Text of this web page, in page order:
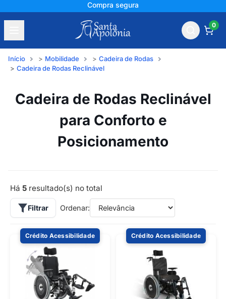
Compra segura
0
Início Mobilidade
Cadeira de Rodas
Cadeira de Rodas Reclinável
Cadeira de Rodas Reclinável
para Conforto e
Posicionamento
Há 5 resultado(s) no total
Filtrar Ordenar:
Crédito Acessibilidade Crédito Acessibilidade